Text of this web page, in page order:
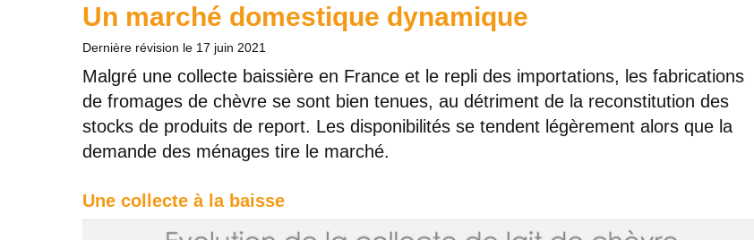
Un marché domestique dynamique
Dernière révision le 17 juin 2021
Malgré une collecte baissière en France et le repli des importations, les fabrications
de fromages de chèvre se sont bien tenues, au détriment de la reconstitution des
stocks de produits de report. Les disponibilités se tendent légèrement alors que la
demande des ménages tire le marché.
Une collecte à la baisse